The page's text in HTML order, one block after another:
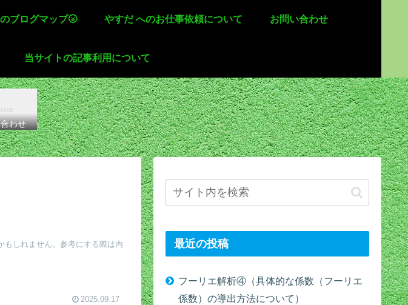
ブログマップ🌝 やすだ へのお仕事依頼について お問い合わせ
当サイトの記事利用について
わせ
もしれません。参考にする際は内
2025.09.17
最近の投稿
フーリエ解析④（具体的な係数（フーリエ
係数）の導出方法について）